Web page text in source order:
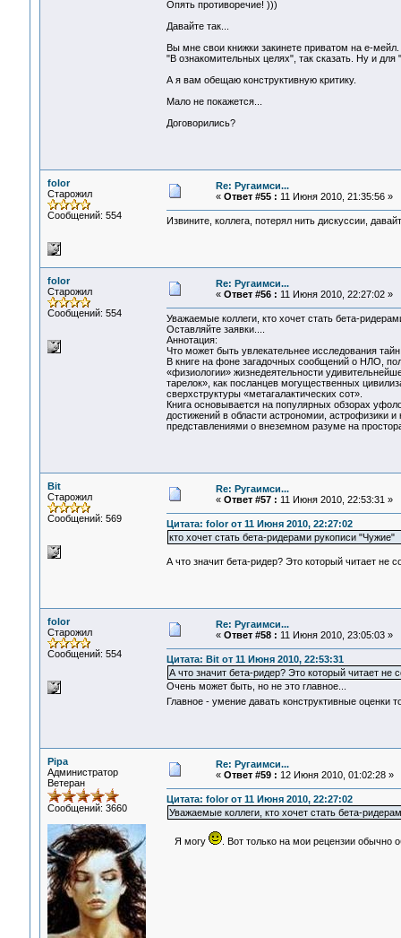
Опять противоречие! )))
Давайте так...
Вы мне свои книжки закинете приватом на е-
"В ознакомительных целях", так сказать. Ну и
А я вам обещаю конструктивную критику.
Мало не покажется...
Договорились?
folor
Старожил
Сообщений: 554
Re: Ругаимси...
« Ответ #55 : 11 Июня 2010, 21:35:56 »
Извините, коллега, потерял нить дискуссии,
folor
Старожил
Сообщений: 554
Re: Ругаимси...
« Ответ #56 : 11 Июня 2010, 22:27:02 »
Уважаемые коллеги, кто хочет стать бета-
Оставляйте заявки....
Аннотация:
Что может быть увлекательнее исследования
В книге на фоне загадочных сообщений о НЛО,
«физиологии» жизнедеятельности
тарелок», как посланцев могущественных
сверхструктуры «метагалактических сот».
Книга основывается на популярных обзорах
достижений в области астрономии, астрофизики
представлениями о внеземном разуме на
Bit
Старожил
Сообщений: 569
Re: Ругаимси...
« Ответ #57 : 11 Июня 2010, 22:53:31 »
Цитата: folor от 11 Июня 2010, 22:27:02
кто хочет стать бета-ридерами рукописи "Чужие"
А что значит бета-ридер? Это который читает не
folor
Старожил
Сообщений: 554
Re: Ругаимси...
« Ответ #58 : 11 Июня 2010, 23:05:03 »
Цитата: Bit от 11 Июня 2010, 22:53:31
А что значит бета-ридер? Это который читает не
Очень может быть, но не это главное...
Главное - умение давать конструктивные оценки
Pipa
Администратор
Ветеран
Сообщений: 3660
Re: Ругаимси...
« Ответ #59 : 12 Июня 2010, 01:02:28 »
Цитата: folor от 11 Июня 2010, 22:27:02
Уважаемые коллеги, кто хочет стать бета-
Я могу . Вот только на мои рецензии обычно